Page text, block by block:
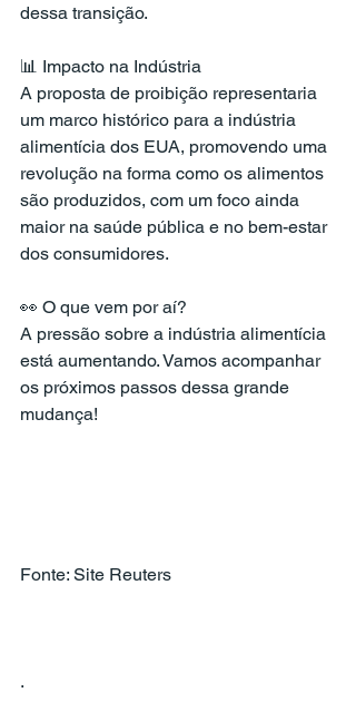
dessa transição.
📊 Impacto na Indústria
A proposta de proibição representaria
um marco histórico para a indústria
alimentícia dos EUA, promovendo uma
revolução na forma como os alimentos
são produzidos, com um foco ainda
maior na saúde pública e no bem-estar
dos consumidores.
👀 O que vem por aí?
A pressão sobre a indústria alimentícia
está aumentando. Vamos acompanhar
os próximos passos dessa grande
mudança!
Fonte: Site Reuters
.